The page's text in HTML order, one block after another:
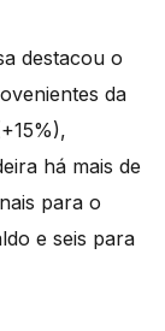
destacou o
da
há mais de
para o
e seis para